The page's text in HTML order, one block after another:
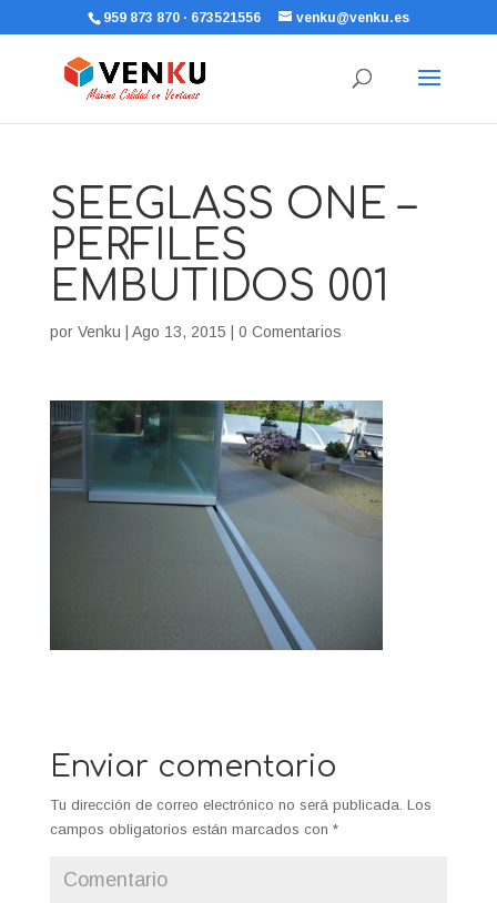
959 873 870 · 673521556 venku@venku.es
SEEGLASS ONE –
PERFILES
EMBUTIDOS 001
por Venku Ago 13, 2015 0 Comentarios
Enviar comentario
Tu dirección de correo electrónico no será publicada. Los
campos obligatorios están marcados con *